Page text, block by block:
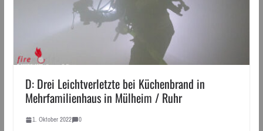
D: Drei Leichtverletzte bei Küchenbrand in
Mehrfamilienhaus in Mülheim / Ruhr
1. Oktober 2022 0